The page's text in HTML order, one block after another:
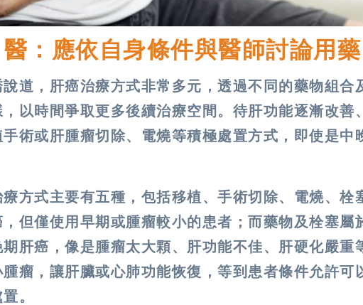
：應依自身條件與醫師討論用藥
說道，肝癌治療方式非常多元，透過不同的藥物組合
以時間爭取更多後續治療空間。待肝功能逐漸改善
術或肝腫瘤切除、電燒等積極處置方式，即使是中
方式主要有五種，包括移植、手術切除、電燒、栓
但僅使用早期或腫瘤較小的患者；而藥物及栓塞屬
肝癌，像是腫瘤太大顆、肝功能不佳、肝硬化嚴重
瘤，讓肝臟或心肺功能恢復，等到患者條件允許可
。